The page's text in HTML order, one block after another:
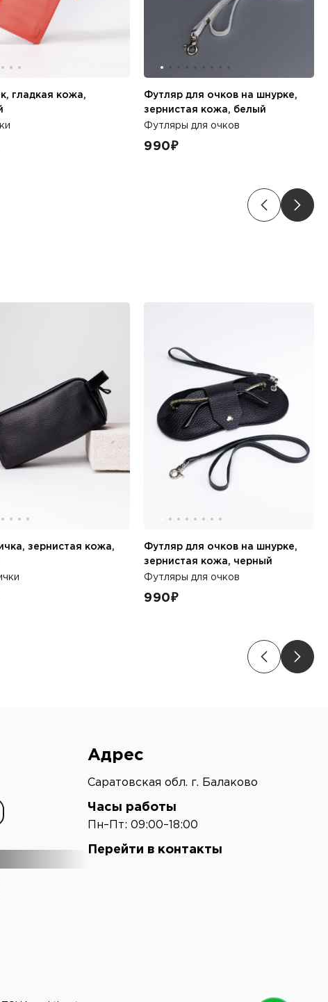
гладкая кожа,
Футляр для очков на шнурке,
зернистая кожа, белый
Футляры для очков
990₽
зернистая кожа,
Футляр для очков на шнурке,
зернистая кожа, черный
Футляры для очков
990₽
Адрес
Саратовская обл. г. Балаково
Часы работы
Пн–Пт: 09:00–18:00
Перейти в контакты